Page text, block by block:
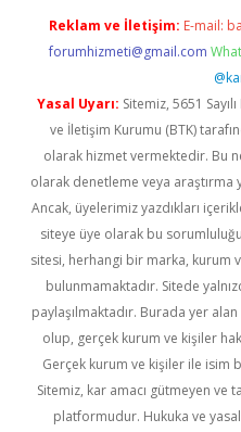
Reklam ve İletişim: E-mail:
forumhizmeti@gmail.com
Yasal Uyarı: Sitemiz, 5651
ve İletişim Kurumu (BTK)
olarak hizmet vermektedir. Bu
olarak denetleme veya araştırma
Ancak, üyelerimiz yazdıkları
siteye üye olarak bu
sitesi, herhangi bir marka, kurum
bulunmamaktadır. Sitede
paylaşılmaktadır. Burada yer
olup, gerçek kurum ve kişiler
Gerçek kurum ve kişiler ile
Sitemiz, kar amacı gütmeyen ve
platformudur. Hukuka ve